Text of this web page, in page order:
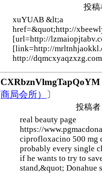
投
xuYUAB &lt;a
href=&quot;http://
[url=http://
[link=http://
http://
CXRbznVlmgTapQoYM
商局会所） 〕
投稿
real beauty page
https://
ciprofloxacino 500 mg
probably every single
if he wants to try to
stand,&quot; Donahue